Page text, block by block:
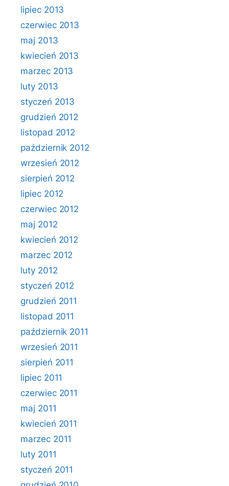
lipiec 2013
czerwiec 2013
maj 2013
kwiecień 2013
marzec 2013
luty 2013
styczeń 2013
grudzień 2012
listopad 2012
październik 2012
wrzesień 2012
sierpień 2012
lipiec 2012
czerwiec 2012
maj 2012
kwiecień 2012
marzec 2012
luty 2012
styczeń 2012
grudzień 2011
listopad 2011
październik 2011
wrzesień 2011
sierpień 2011
lipiec 2011
czerwiec 2011
maj 2011
kwiecień 2011
marzec 2011
luty 2011
styczeń 2011